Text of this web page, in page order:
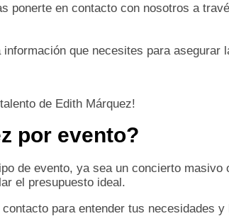
ponerte en contacto con nosotros a
que necesites para asegurar
de Edith Márquez!
por evento?
de evento, ya sea un concierto
el presupuesto ideal.
para entender tus necesidades